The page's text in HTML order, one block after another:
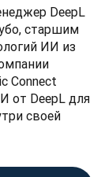
DeepL
старшим
ИИ из
Connect
от DeepL для
своей